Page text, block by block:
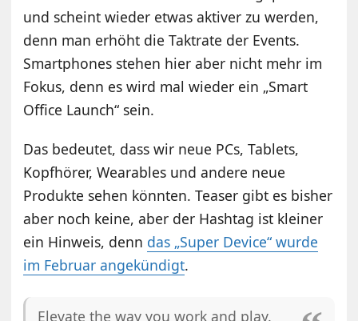
und scheint wieder etwas aktiver zu werden,
denn man erhöht die Taktrate der Events.
Smartphones stehen hier aber nicht mehr im
Fokus, denn es wird mal wieder ein „Smart
Office Launch“ sein.
Das bedeutet, dass wir neue PCs, Tablets,
Kopfhörer, Wearables und andere neue
Produkte sehen könnten. Teaser gibt es bisher
aber noch keine, aber der Hashtag ist kleiner
ein Hinweis, denn das „Super Device“ wurde
im Februar angekündigt.
Elevate the way you work and play.